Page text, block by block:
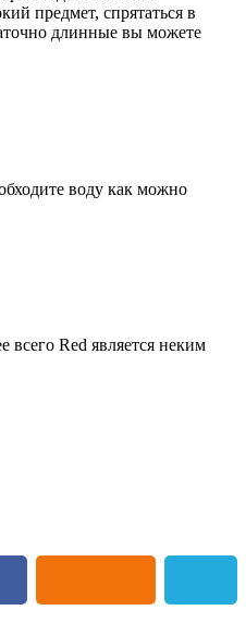
предмет, спрятаться в
длинные вы можете
воду как можно
Red является неким